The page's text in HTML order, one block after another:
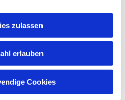
zulassen
erlauben
Cookies
Sie auch